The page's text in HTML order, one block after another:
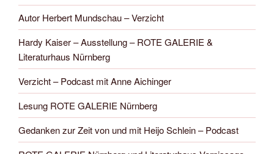
Autor Herbert Mundschau – Verzicht
Hardy Kaiser – Ausstellung – ROTE GALERIE &
Literaturhaus Nürnberg
Verzicht – Podcast mit Anne Aichinger
Lesung ROTE GALERIE Nürnberg
Gedanken zur Zeit von und mit Heijo Schlein – Podcast